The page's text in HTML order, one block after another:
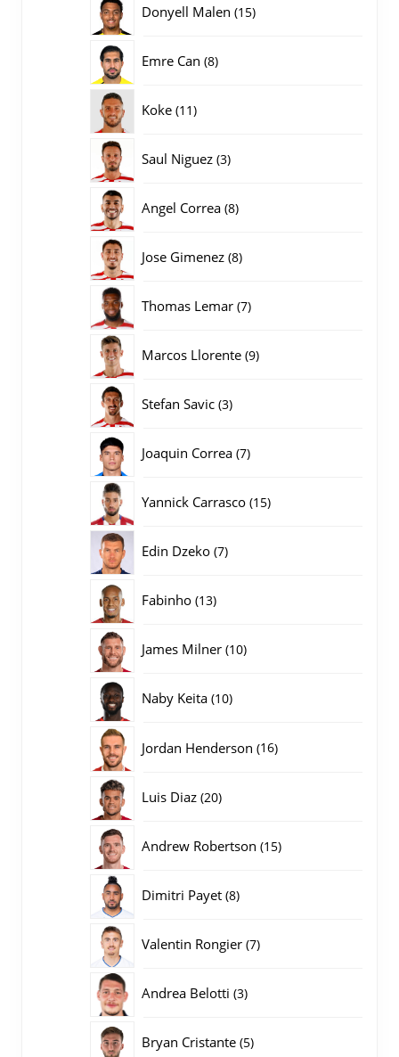
Donyell Malen 1515
Emre Can 88
Koke 1111
Saul Niguez 33
Angel Correa 88
Jose Gimenez 88
Thomas Lemar 77
Marcos Llorente 99
Stefan Savic 33
Joaquin Correa 77
Yannick Carrasco 1515
Edin Dzeko 77
Fabinho 1313
James Milner 1010
Naby Keita 1010
Jordan Henderson 1616
Luis Diaz 2020
Andrew Robertson 1515
Dimitri Payet 88
Valentin Rongier 77
Andrea Belotti 33
Bryan Cristante 55